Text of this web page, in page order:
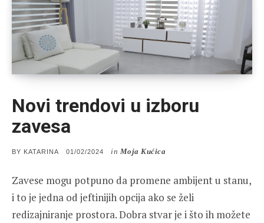
Novi trendovi u izboru
zavesa
BY KATARINA
POSTED
01/02/2024 in Moja Kućica
Zavese mogu potpuno da promene ambijent u stanu,
i to je jedna od jeftinijih opcija ako se želi
redizajniranje prostora. Dobra stvar je i što ih možete